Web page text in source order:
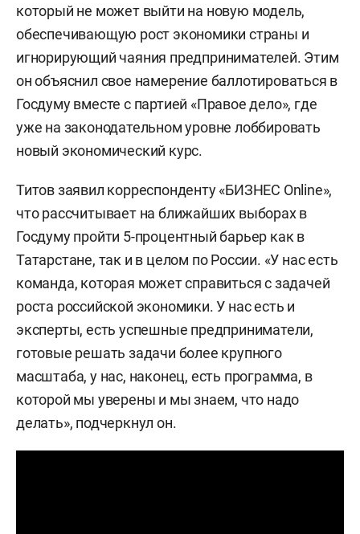
который не может выйти на новую модель,
обеспечивающую рост экономики страны и
игнорирующий чаяния предпринимателей. Этим
он объяснил свое намерение баллотироваться в
Госдуму вместе с партией «Правое дело», где
уже на законодательном уровне лоббировать
новый экономический курс.
Титов заявил корреспонденту «БИЗНЕС Online»,
что рассчитывает на ближайших выборах в
Госдуму пройти 5-процентный барьер как в
Татарстане, так и в целом по России. «У нас есть
команда, которая может справиться с задачей
роста российской экономики. У нас есть и
эксперты, есть успешные предприниматели,
готовые решать задачи более крупного
масштаба, у нас, наконец, есть программа, в
которой мы уверены и мы знаем, что надо
делать», подчеркнул он.